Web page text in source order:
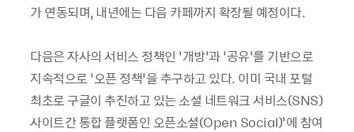
가 연동되며, 내년에는 다음 카페까지 확장될 예정이다.
다음은 자사의 서비스 정책인 ‘개방’과 ‘공유’를 기반으로
지속적으로 ‘오픈 정책’을 추구하고 있다. 이미 국내 포털
최초로 구글이 추진하고 있는 소셜 네트워크 서비스(SNS)
사이트간 통합 플랫폼인 오픈소셜(Open Social)’에 참여